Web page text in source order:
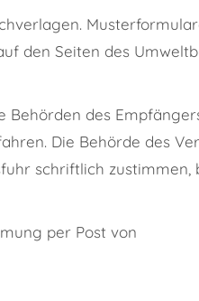
den Seiten des
des
Die Behörde des
schriftlich zustimmen,
per Post von